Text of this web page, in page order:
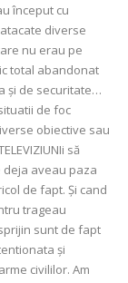
început cu
diverse
nu erau pe
total abandonat
și de securitate…
de foc
obiective sau
să
deja aveau paza
de fapt. Și cand
trageau
sunt de fapt
și
civililor. Am